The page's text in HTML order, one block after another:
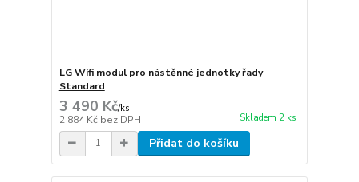
LG Wifi modul pro nástěnné jednotky řady
Standard
3 490 Kč/ks
2 884 Kč bez DPH Skladem 2 ks
Přidat do košíku